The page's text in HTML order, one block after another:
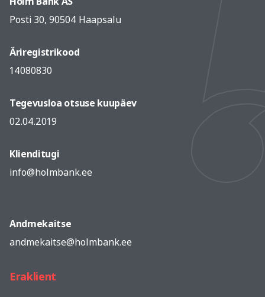
Posti 30, 90504 Haapsalu
Äriregistrikood
14080830
Tegevusloa otsuse kuupäev
02.04.2019
Klienditugi
info@holmbank.ee
Andmekaitse
andmekaitse@holmbank.ee
Eraklient